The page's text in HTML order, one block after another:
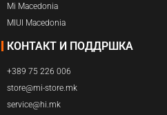
Mi Macedonia
MIUI Macedonia
КОНТАКТ И ПОДДРШКА
+389 75 226 006
store@mi-store.mk
service@hi.mk